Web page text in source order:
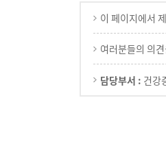
이 페이지에서
여러분들의 의
담당부서 : 건강